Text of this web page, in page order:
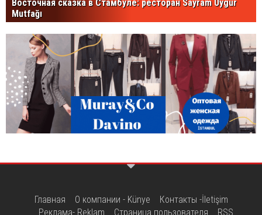
Восточная сказка в Стамбуле: ресторан Sayram Uygur
Mutfağı
Главная О компании - Künye
Контакты -İletişim
Реклама- Reklam
Страница пользователя RSS